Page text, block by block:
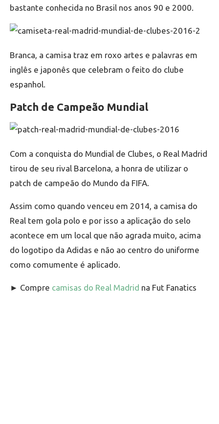
bastante conhecida no Brasil nos anos 90 e 2000.
Branca, a camisa traz em roxo artes e palavras em
inglês e japonês que celebram o feito do clube
espanhol.
Patch de Campeão Mundial
Com a conquista do Mundial de Clubes, o Real Madrid
tirou de seu rival Barcelona, a honra de utilizar o
patch de campeão do Mundo da FIFA.
Assim como quando venceu em 2014, a camisa do
Real tem gola polo e por isso a aplicação do selo
acontece em um local que não agrada muito, acima
do logotipo da Adidas e não ao centro do uniforme
como comumente é aplicado.
► Compre camisas do Real Madrid na Fut Fanatics